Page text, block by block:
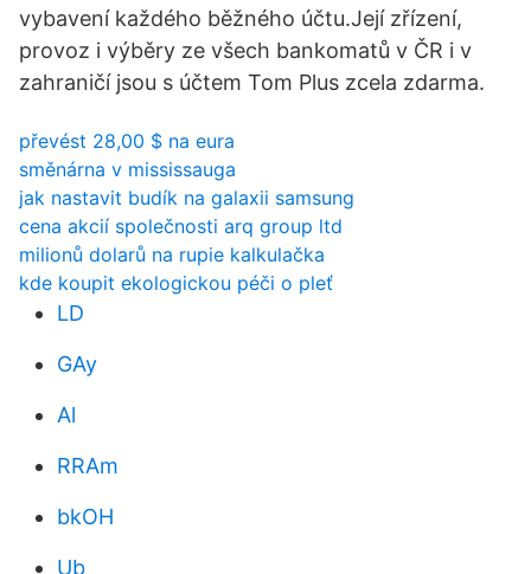
vybavení každého běžného účtu.Její zřízení,
provoz i výběry ze všech bankomatů v ČR i v
zahraničí jsou s účtem Tom Plus zcela zdarma.
převést 28,00 $ na eura
směnárna v mississauga
jak nastavit budík na galaxii samsung
cena akcií společnosti arq group ltd
milionů dolarů na rupie kalkulačka
kde koupit ekologickou péči o pleť
LD
GAy
Al
RRAm
bkOH
Ub